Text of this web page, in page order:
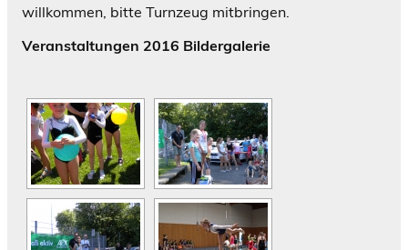
willkommen, bitte Turnzeug mitbringen.
Veranstaltungen 2016 Bildergalerie